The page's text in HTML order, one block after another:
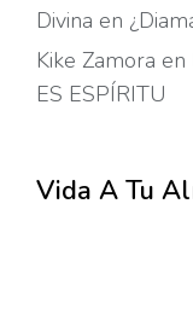
Divina en
Kike Zamora en
ES ESPÍRITU
Vida A Tu